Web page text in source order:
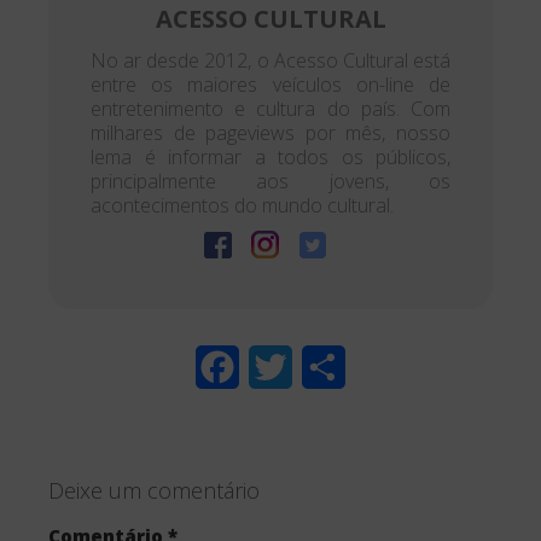
ACESSO CULTURAL
No ar desde 2012, o Acesso Cultural está
entre os maiores veículos on-line de
entretenimento e cultura do país. Com
milhares de pageviews por mês, nosso
lema é informar a todos os públicos,
principalmente aos jovens, os
acontecimentos do mundo cultural.
e
Deixe um comentário